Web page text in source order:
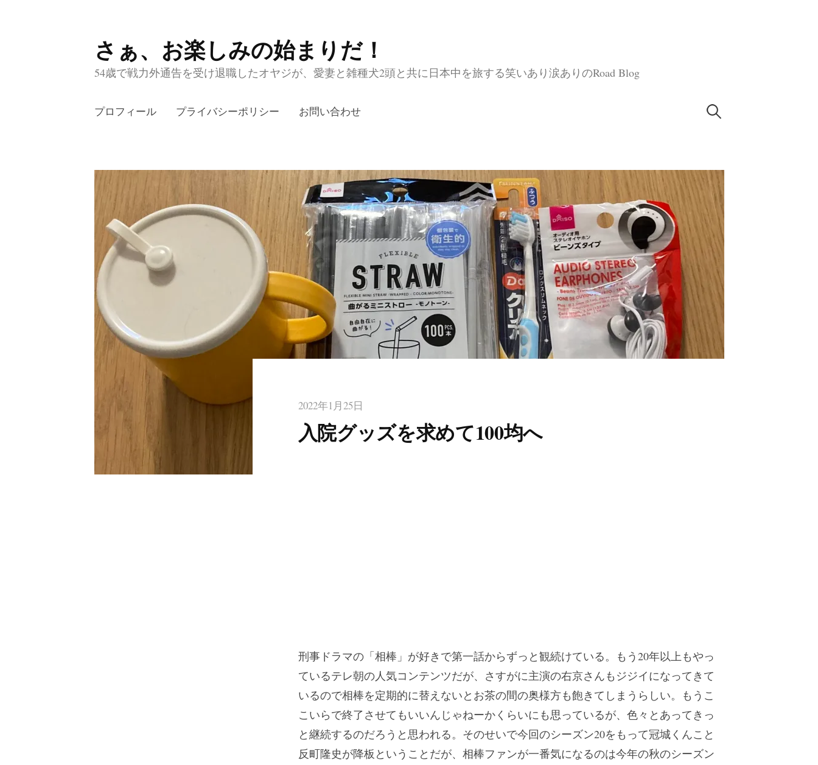
コ
ン
ン
キ
ッ
さぁ、お楽しみの始まりだ！
54歳で戦力外通告を受け退職したオヤジが、愛妻と雑種犬2頭と共に日本中を旅する笑いあり涙ありのRoad Blog
プロフィール プライバシーポリシー お問い合わせ 検
2022年1月25日
入院グッズを求めて100均へ
刑事ドラマの「相棒」が好きで第一話からずっと観続けている。もう20年以上もやっ
ているテレ朝の人気コンテンツだが、さすがに主演の右京さんもジジイになってきて
いるので相棒を定期的に替えないとお茶の間の奥様方も飽きてしまうらしい。もうこ
こいらで終了させてもいいんじゃねーかくらいにも思っているが、色々とあってきっ
と継続するのだろうと思われる。そのせいで今回のシーズン20をもって冠城くんこと
反町隆史が降板ということだが、相棒ファンが一番気になるのは今年の秋のシーズン